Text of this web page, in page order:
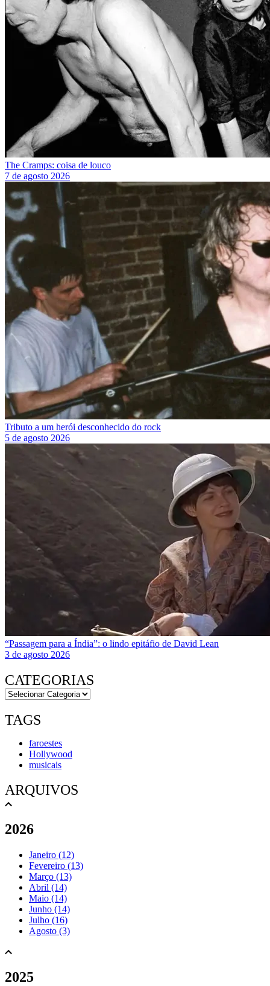
The Cramps: coisa de louco
7 de agosto 2026
Tributo a um herói desconhecido do rock
5 de agosto 2026
“Passagem para a Índia”: o lindo epitáfio de David Lean
3 de agosto 2026
CATEGORIAS
TAGS
faroestes
Hollywood
musicais
ARQUIVOS
2026
Janeiro (12)
Fevereiro (13)
Março (13)
Abril (14)
Maio (14)
Junho (14)
Julho (16)
Agosto (3)
2025